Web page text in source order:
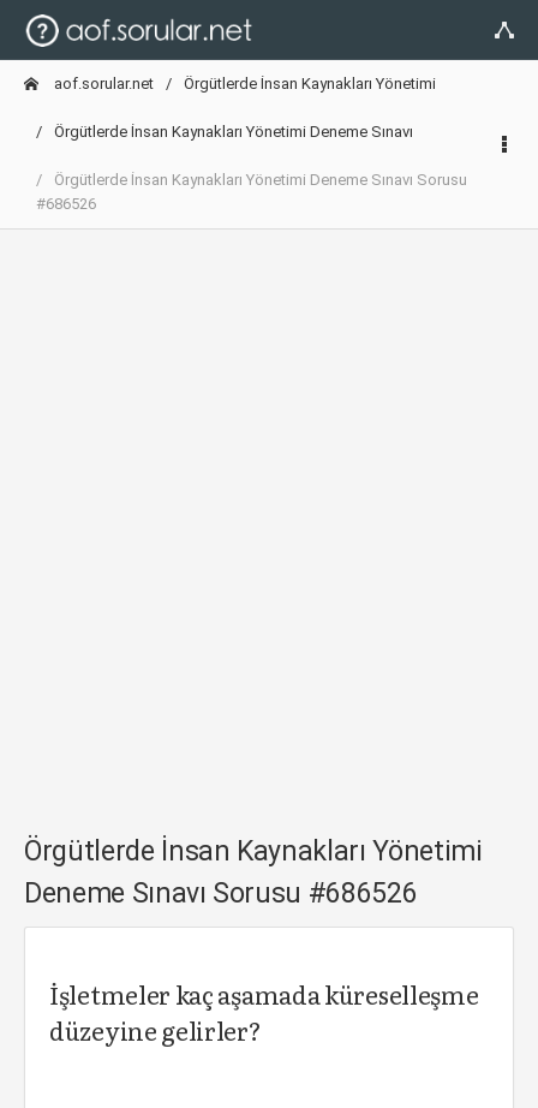
aof.sorular.net Örgütlerde İnsan Kaynakları Yönetimi
Örgütlerde İnsan Kaynakları Yönetimi Deneme Sınavı
Örgütlerde İnsan Kaynakları Yönetimi Deneme Sınavı Sorusu
#686526
Örgütlerde İnsan Kaynakları Yönetimi
Deneme Sınavı Sorusu #686526
İşletmeler kaç aşamada küreselleşme
düzeyine gelirler?